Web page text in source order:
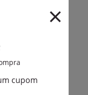
De Toilette